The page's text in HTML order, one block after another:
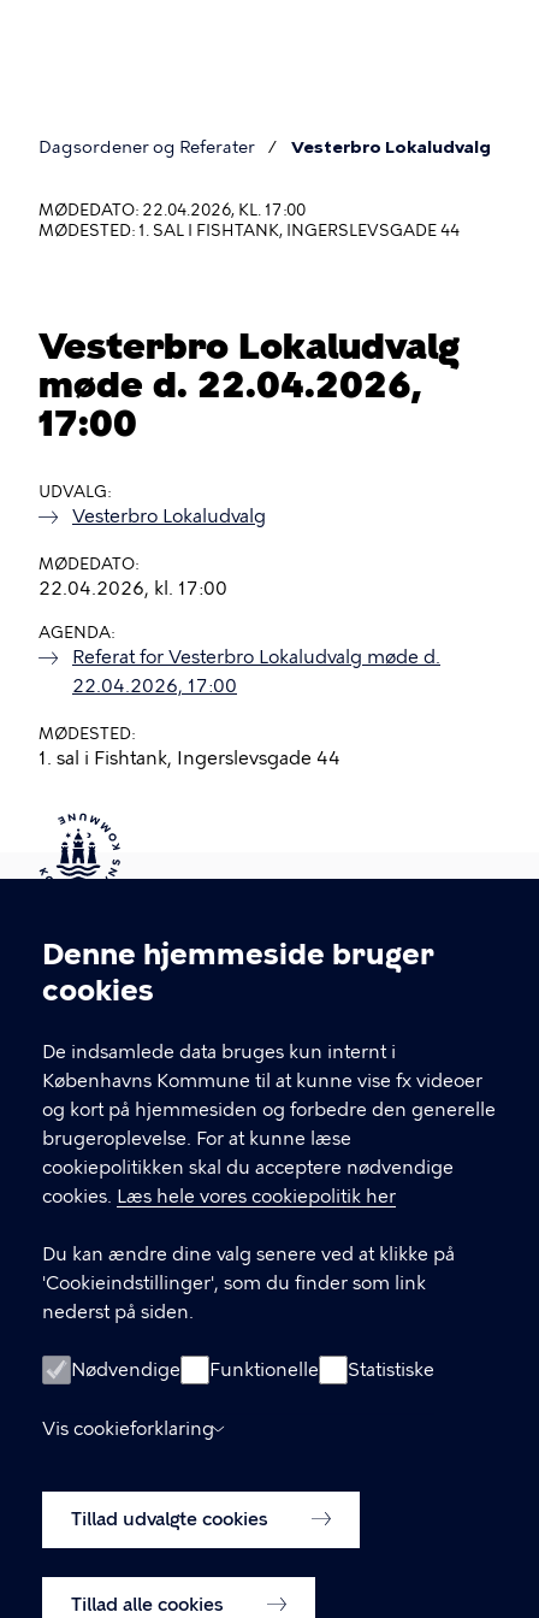
Cookieindstillinger
Denne hjemmeside bruger
cookies
De indsamlede data bruges kun internt i
Københavns Kommune til at kunne vise fx videoer
og kort på hjemmesiden og forbedre den generelle
brugeroplevelse. For at kunne læse
cookiepolitikken skal du acceptere nødvendige
cookies. Læs hele vores cookiepolitik her
Du kan ændre dine valg senere ved at klikke på
'Cookieindstillinger', som du finder som link
nederst på siden.
Nødvendige Funktionelle Statistiske
Vis cookieforklaring
Tillad udvalgte cookies
Tillad alle cookies
er
her
Dagsordener og Referater Vesterbro Lokaludvalg
MØDEDATO: 22.04.2026, KL. 17:00
MØDESTED: 1. SAL I FISHTANK, INGERSLEVSGADE 44
Vesterbro Lokaludvalg
møde d. 22.04.2026,
17:00
UDVALG
Vesterbro Lokaludvalg
MØDEDATO
22.04.2026, kl. 17:00
AGENDA
Referat for Vesterbro Lokaludvalg møde d.
22.04.2026, 17:00
MØDESTED
1. sal i Fishtank, Ingerslevsgade 44
Kontakt Københavns Kommune
T
fFind andre kontakter her
CVR-nummer64942212
GENVEJE
Digital Post
Databeskyttelse
Tilgængelighedserklæring
Om hjemmesiden
Cookiepolitik